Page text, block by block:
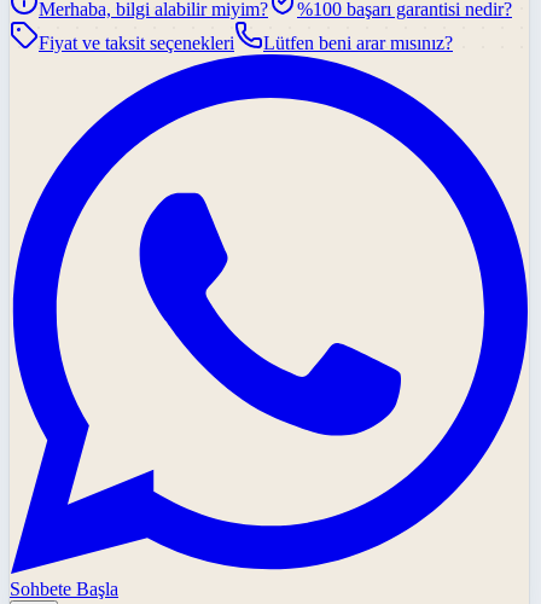
Merhaba, bilgi alabilir miyim?
%100 başarı garantisi nedir?
Fiyat ve taksit seçenekleri
Lütfen beni arar mısınız?
Sohbete Başla